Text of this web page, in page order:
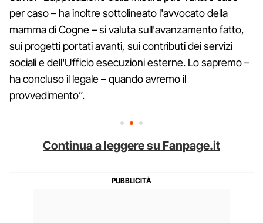
per caso – ha inoltre sottolineato l'avvocato della
mamma di Cogne – si valuta sull'avanzamento fatto,
sui progetti portati avanti, sui contributi dei servizi
sociali e dell'Ufficio esecuzioni esterne. Lo sapremo –
ha concluso il legale – quando avremo il
provvedimento”.
Continua a leggere su Fanpage.it